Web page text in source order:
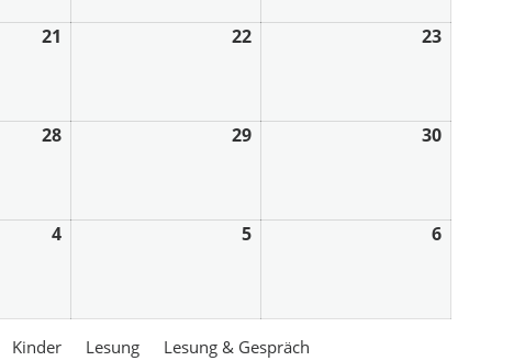
21 22 23
28 29 30
4 5 6
Kinder Lesung
Lesung & Gespräch